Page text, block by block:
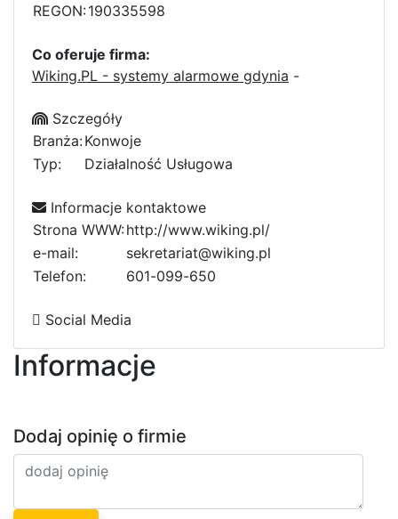
REGON:190335598
Co oferuje firma:
Wiking.PL - systemy alarmowe gdynia -
Szczegóły
Branża:Konwoje
Typ:
Działalność Usługowa
Informacje kontaktowe
Strona WWW:http://www.wiking.pl/
e-mail:
sekretariat@wiking.pl
Telefon:
6e
01-099-650
Social Media
Informacje
Dodaj opinię o firmie